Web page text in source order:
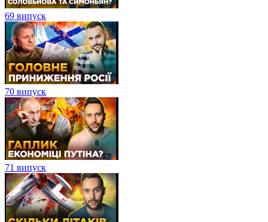
69 випуск
70 випуск
71 випуск